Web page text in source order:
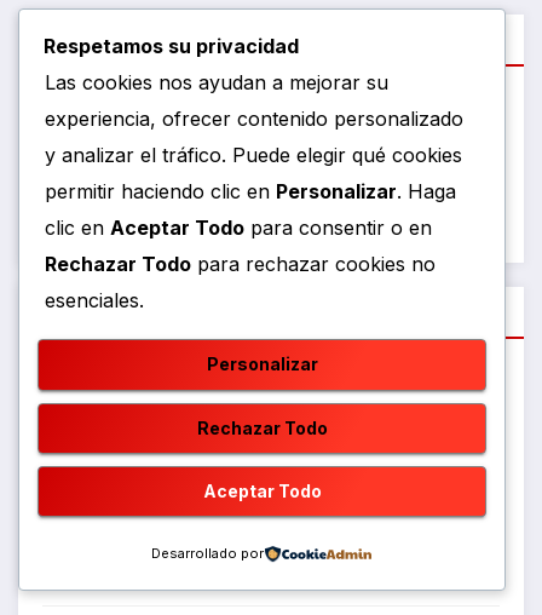
Recent Comments
A WordPress Commenter enJUMA ROMPE
ESQUEMAS CON “MY LOVA”, EL SENCILLO QUE
REDEFINE SU PROPUESTA ARTÍSTICA Y
PROMETE ENCENDER LAS NOCHES DE FIESTA
Archivos
agosto 2026
julio 2026
junio 2026
Respetamos su privacidad
Las cookies nos ayudan a mejorar su
experiencia, ofrecer contenido personalizado
y analizar el tráfico. Puede elegir qué cookies
permitir haciendo clic en Personalizar. Haga
clic en Aceptar Todo para consentir o en
Rechazar Todo para rechazar cookies no
esenciales.
Personalizar
Rechazar Todo
Aceptar Todo
Desarrollado por